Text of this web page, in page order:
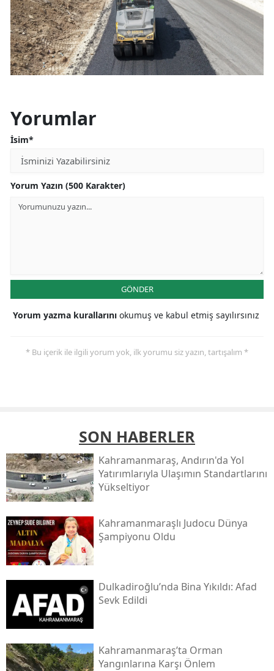
Yorumlar
İsim*
Yorum Yazın (500 Karakter)
GÖNDER
Yorum yazma kurallarını okumuş ve kabul etmiş sayılırsınız
* Bu içerik ile ilgili yorum yok, ilk yorumu siz yazın, tartışalım *
SON HABERLER
Kahramanmaraş, Andırın'da Yol
Yatırımlarıyla Ulaşımın Standartlarını
Yükseltiyor
Kahramanmaraşlı Judocu Dünya
Şampiyonu Oldu
Dulkadiroğlu’nda Bina Yıkıldı: Afad
Sevk Edildi
Kahramanmaraş’ta Orman
Yangınlarına Karşı Önlem